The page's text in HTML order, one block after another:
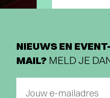
NIEUWS EN
MAIL? MELD JE
Jouw e-mailadres